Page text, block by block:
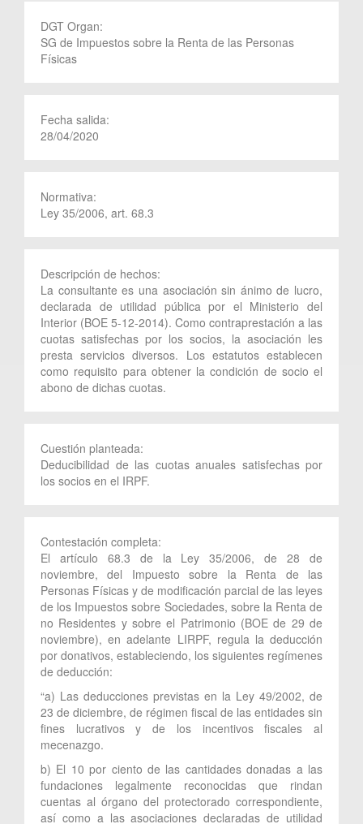
DGT Organ:
SG de Impuestos sobre la Renta de las Personas
Físicas
Fecha salida:
28/04/2020
Normativa:
Ley 35/2006, art. 68.3
Descripción de hechos:
La consultante es una asociación sin ánimo de lucro,
declarada de utilidad pública por el Ministerio del
Interior (BOE 5-12-2014). Como contraprestación a las
cuotas satisfechas por los socios, la asociación les
presta servicios diversos. Los estatutos establecen
como requisito para obtener la condición de socio el
abono de dichas cuotas.
Cuestión planteada:
Deducibilidad de las cuotas anuales satisfechas por
los socios en el IRPF.
Contestación completa:
El artículo 68.3 de la Ley 35/2006, de 28 de
noviembre, del Impuesto sobre la Renta de las
Personas Físicas y de modificación parcial de las leyes
de los Impuestos sobre Sociedades, sobre la Renta de
no Residentes y sobre el Patrimonio (BOE de 29 de
noviembre), en adelante LIRPF, regula la deducción
por donativos, estableciendo, los siguientes regímenes
de deducción:
“a) Las deducciones previstas en la Ley 49/2002, de
23 de diciembre, de régimen fiscal de las entidades sin
fines lucrativos y de los incentivos fiscales al
mecenazgo.
b) El 10 por ciento de las cantidades donadas a las
fundaciones legalmente reconocidas que rindan
cuentas al órgano del protectorado correspondiente,
así como a las asociaciones declaradas de utilidad